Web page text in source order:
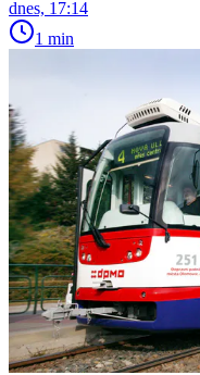
dnes, 17:14
1 min